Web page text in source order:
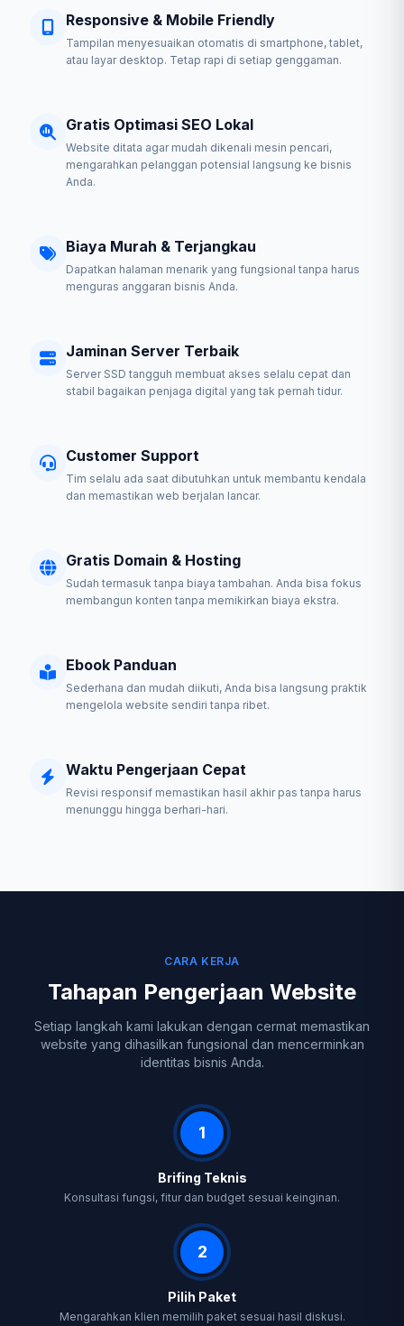
Responsive & Mobile Friendly
Tampilan menyesuaikan otomatis di smartphone, tablet,
atau layar desktop. Tetap rapi di setiap genggaman.
Gratis Optimasi SEO Lokal
Website ditata agar mudah dikenali mesin pencari,
mengarahkan pelanggan potensial langsung ke bisnis
Anda.
Biaya Murah & Terjangkau
Dapatkan halaman menarik yang fungsional tanpa harus
menguras anggaran bisnis Anda.
Jaminan Server Terbaik
Server SSD tangguh membuat akses selalu cepat dan
stabil bagaikan penjaga digital yang tak pernah tidur.
Customer Support
Tim selalu ada saat dibutuhkan untuk membantu kendala
dan memastikan web berjalan lancar.
Gratis Domain & Hosting
Sudah termasuk tanpa biaya tambahan. Anda bisa fokus
membangun konten tanpa memikirkan biaya ekstra.
Ebook Panduan
Sederhana dan mudah diikuti, Anda bisa langsung praktik
mengelola website sendiri tanpa ribet.
Waktu Pengerjaan Cepat
Revisi responsif memastikan hasil akhir pas tanpa harus
menunggu hingga berhari-hari.
CARA KERJA
Tahapan Pengerjaan Website
Setiap langkah kami lakukan dengan cermat memastikan
website yang dihasilkan fungsional dan mencerminkan
identitas bisnis Anda.
1
Brifing Teknis
Konsultasi fungsi, fitur dan budget sesuai keinginan.
2
Pilih Paket
Mengarahkan klien memilih paket sesuai hasil diskusi.